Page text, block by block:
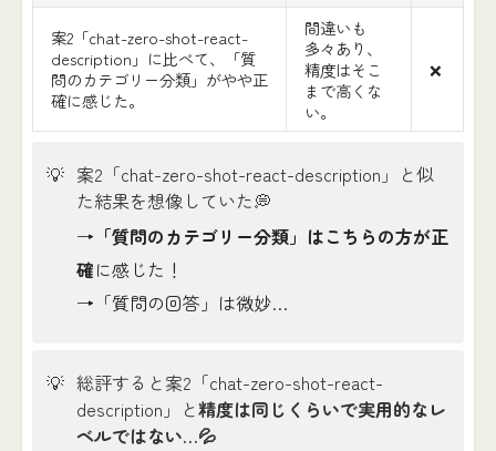
案2「chat-zero-shot-react-
description」に比べて、「質
問のカテゴリー分類」がやや正
確に感じた。
間違いも
多々あり、
精度はそこ
まで高くな
い。
❌
💡 案2「chat-zero-shot-react-description」と似
た結果を想像していた💭
→ 「質問のカテゴリー分類」はこちらの方が正
確に感じた！
→「質問の回答」は微妙…
💡 総評すると案2「chat-zero-shot-react-
description」と精度は同じくらいで実用的なレ
ベルではない…💦